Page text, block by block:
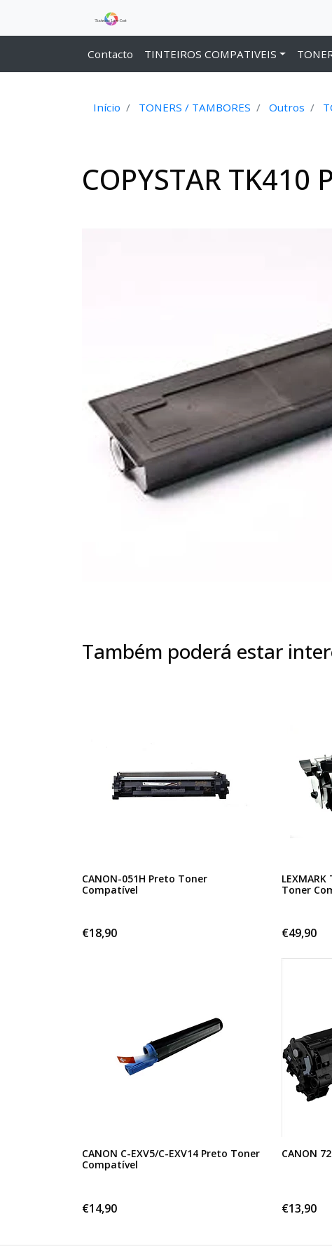
Contacto TINTEIROS COMPATIVEIS
Início TONERS / TAMBORES Outros
COPYSTAR
Também poderá estar
CANON-051H Preto Toner
Compatível
€18,90
Toner
€49,90
CANON C-EXV5/C-EXV14 Preto Toner
Compatível
€14,90
CANON
€13,90